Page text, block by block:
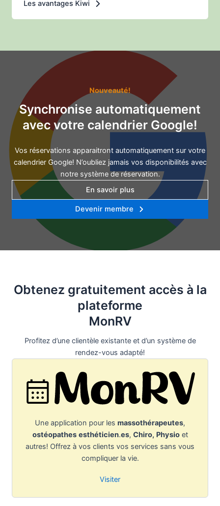
Les avantages Kiwi
Nouveauté!
Synchronise automatiquement
avec votre calendrier Google!
Vos réservations apparaitront automatiquement sur votre
calendrier Google! N’oubliez jamais vos disponibilités avec
notre système de réservation.
En savoir plus
Devenir membre
Obtenez gratuitement accès à la
plateforme
MonRV
Profitez d’une clientèle existante et d’un système de
rendez-vous adapté!
Une application pour les massothérapeutes,
ostéopathes esthéticien.es, Chiro, Physioet
autres! Offrez à vos clients vos services sans vous
compliquer la vie.
Visiter